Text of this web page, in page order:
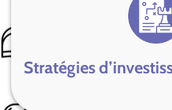
Stratégies